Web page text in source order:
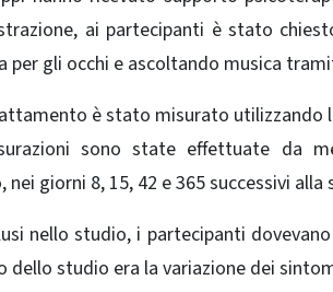
ai partecipanti è stato
per gli occhi e ascoltando musica
è stato misurato utilizzando
sono state effettuate da
giorni 8, 15, 42 e 365 successivi
nello studio, i partecipanti
dello studio era la variazione dei